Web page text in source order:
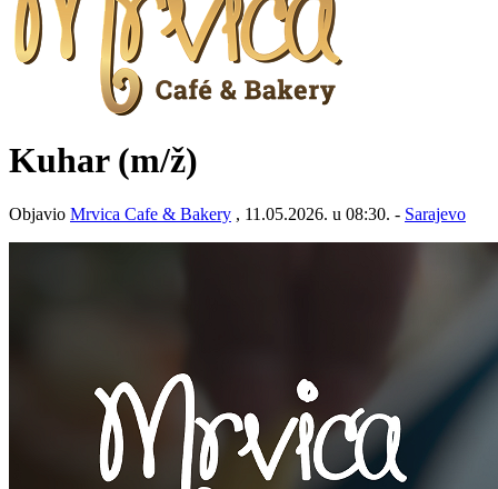
Kuhar (m/ž)
Objavio Mrvica Cafe & Bakery , 11.05.2026. u 08:30. - Sarajevo